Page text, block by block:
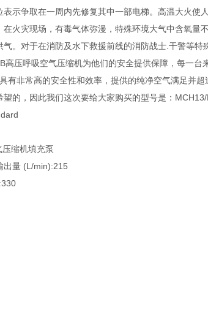
表示争取在一周内先修复其中一部电梯。高温大火
在火灾现场，有毒气体弥漫，特殊环境大气中含氧
气。对于在消防及水下救援前线的消防战士.干警等
高压呼吸空气压缩机为他们的安全提供保障，每一
有非常高的安全性和效率，提供的纯净空气满足并
望的，因此我们这次要给大家购买的型号是：
出量 (L/min):215